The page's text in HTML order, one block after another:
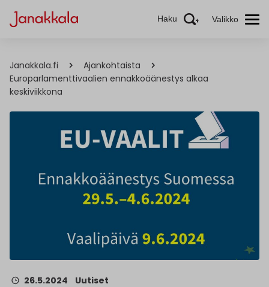
Haku Valikko
Janakkala.fi
Ajankohtaista
Europarlamenttivaalien ennakkoäänestys alkaa
keskiviikkona
26.5.2024 Uutiset